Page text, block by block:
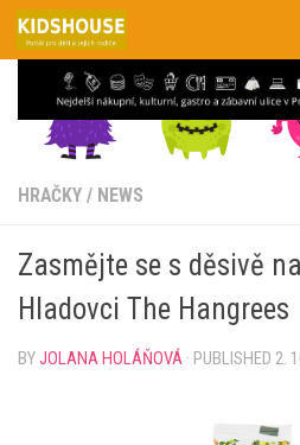
Skip to content
HRAČKY / NEWS
Zasmějte se s děsivě
Hladovci The Hangrees
BYJOLANA HOLÁŇOVÁ · PUBLISHED 2.